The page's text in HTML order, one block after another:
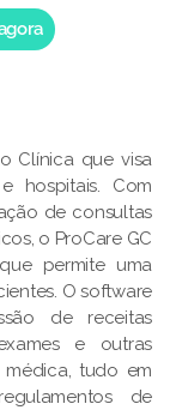
Clínica que visa
hospitais. Com
de consultas
o ProCare GC
permite uma
O software
de receitas
e outras
tudo em
de